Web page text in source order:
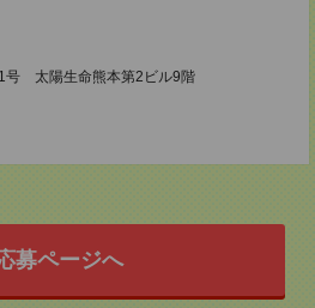
号 太陽生命熊本第2ビル9階
募ページへ